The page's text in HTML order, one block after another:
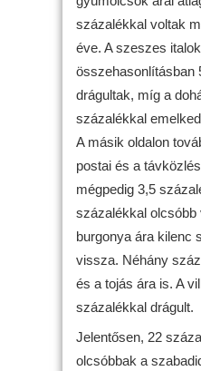
százalékkal voltak
éve. A szeszes
összehasonlításban
drágultak, míg a
százalékkal
A másik oldalon
postai és a
mégpedig 3,5
százalékkal olcsóbb
burgonya ára kilenc
vissza. Néhány
és a tojás ára is. A
százalékkal drágult.
Jelentősen, 22
olcsóbbak a